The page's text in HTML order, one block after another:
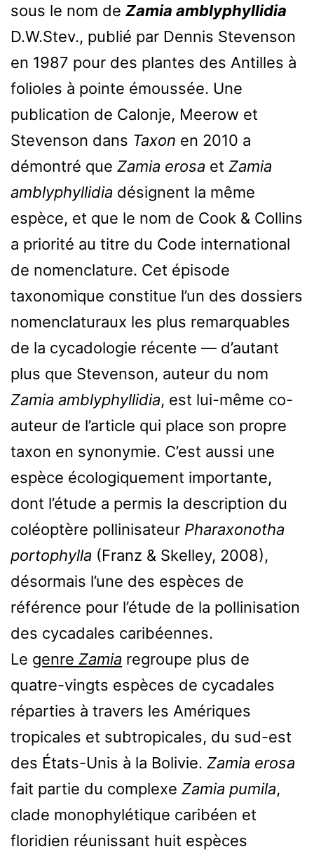
sous le nom de Zamia amblyphyllidia
D.W.Stev., publié par Dennis Stevenson
en 1987 pour des plantes des Antilles à
folioles à pointe émoussée. Une
publication de Calonje, Meerow et
Stevenson dans Taxon en 2010 a
démontré que Zamia erosa et Zamia
amblyphyllidia désignent la même
espèce, et que le nom de Cook & Collins
a priorité au titre du Code international
de nomenclature. Cet épisode
taxonomique constitue l’un des dossiers
nomenclaturaux les plus remarquables
de la cycadologie récente — d’autant
plus que Stevenson, auteur du nom
Zamia amblyphyllidia, est lui-même co-
auteur de l’article qui place son propre
taxon en synonymie. C’est aussi une
espèce écologiquement importante,
dont l’étude a permis la description du
coléoptère pollinisateur Pharaxonotha
portophylla (Franz & Skelley, 2008),
désormais l’une des espèces de
référence pour l’étude de la pollinisation
des cycadales caribéennes.
Le genre Zamia regroupe plus de
quatre-vingts espèces de cycadales
réparties à travers les Amériques
tropicales et subtropicales, du sud-est
des États-Unis à la Bolivie. Zamia erosa
fait partie du complexe Zamia pumila,
clade monophylétique caribéen et
floridien réunissant huit espèces